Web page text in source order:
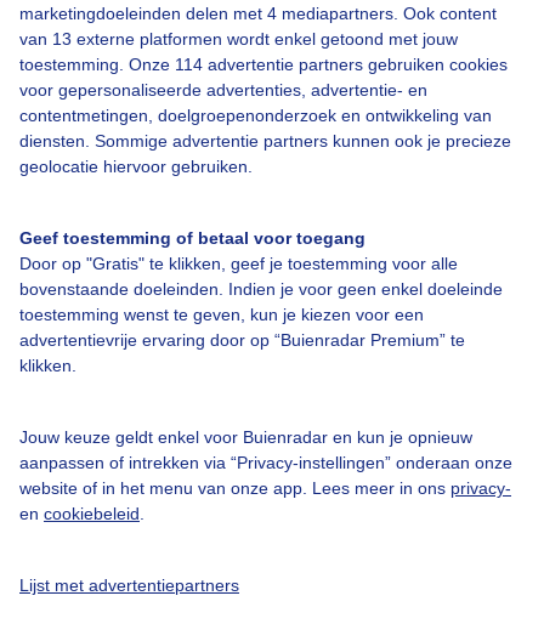
marketingdoeleinden delen met 4 mediapartners. Ook content
van 13 externe platformen wordt enkel getoond met jouw
toestemming. Onze 114 advertentie partners gebruiken cookies
voor gepersonaliseerde advertenties, advertentie- en
contentmetingen, doelgroepenonderzoek en ontwikkeling van
diensten. Sommige advertentie partners kunnen ook je precieze
geolocatie hiervoor gebruiken.
Geef toestemming of betaal voor toegang
Door op "Gratis" te klikken, geef je toestemming voor alle
bovenstaande doeleinden. Indien je voor geen enkel doeleinde
toestemming wenst te geven, kun je kiezen voor een
advertentievrije ervaring door op “Buienradar Premium” te
klikken.
Jouw keuze geldt enkel voor Buienradar en kun je opnieuw
aanpassen of intrekken via “Privacy-instellingen” onderaan onze
website of in het menu van onze app. Lees meer in ons privacy-
en cookiebeleid
Lijst met advertentiepartners
Een moment geduld aub...
Bedrijfsgegevens
Veelgestelde vragen
Contact
Gebruikersvoorwaarden
Adverteren
Buienradar Team
Cookie beleid